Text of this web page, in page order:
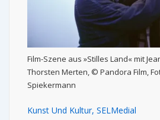
Film-Szene aus »Stilles Land« mit
Thorsten Merten, © Pandora Film,
Spiekermann
Kunst Und Kultur, SELMedial